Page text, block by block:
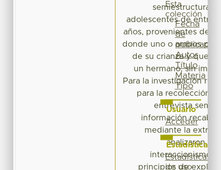
adolescentes de entre
años, provenientes de
donde uno o ambos
de su crianza y que
un hermano, sin
Para la investigación
para la recolección
entrevista
información
mediante la
analizaron
interaccionismo
principios de
Esta
colección
Fecha
de
publicación
Autor
Título
Materia
Tipo
Usuario
Acceder
Estadísticas
Estadísticas
de uso